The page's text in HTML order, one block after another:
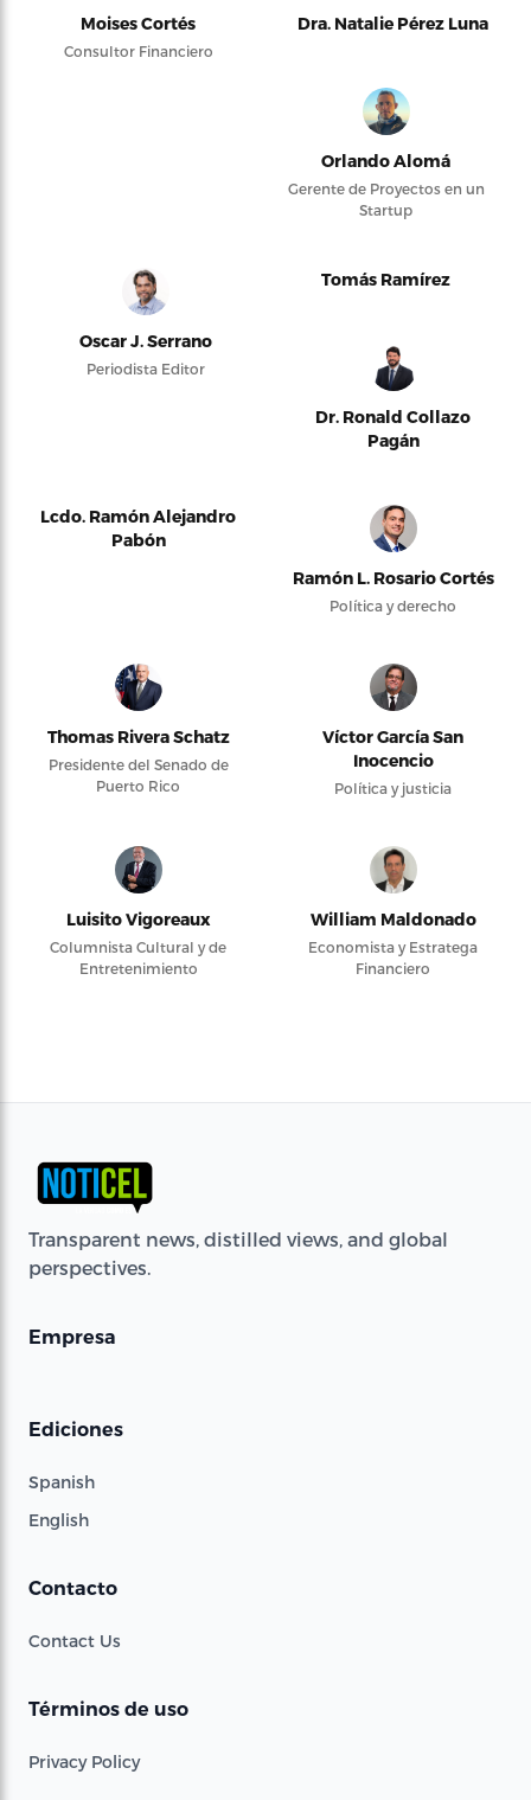
Moises Cortés
Consultor Financiero
Dra. Natalie Pérez Luna
Orlando Alomá
Gerente de Proyectos en un
Startup
Oscar J. Serrano
Periodista Editor
Tomás Ramírez
Dr. Ronald Collazo
Pagán
Lcdo. Ramón Alejandro
Pabón
Ramón L. Rosario Cortés
Política y derecho
Thomas Rivera Schatz
Presidente del Senado de
Puerto Rico
Víctor García San
Inocencio
Política y justicia
Luisito Vigoreaux
Columnista Cultural y de
Entretenimiento
William Maldonado
Economista y Estratega
Financiero
Transparent news, distilled views, and global
perspectives.
Empresa
Ediciones
Spanish
English
Contacto
Contact Us
Términos de uso
Privacy Policy